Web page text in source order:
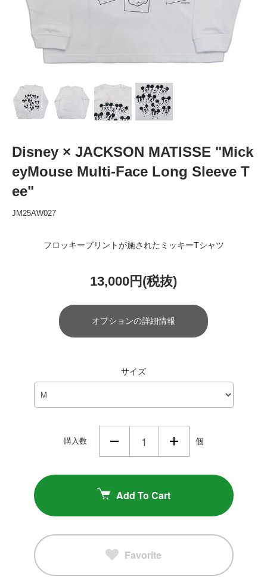
Disney × JACKSON MATISSE "Mick
eyMouse Multi-Face Long Sleeve T
ee"
JM25AW027
フロッキープリントが施されたミッキーTシャツ
13,000円(税抜)
オプションの詳細情報
サイズ
購入数 個
Add To Cart
Favorite